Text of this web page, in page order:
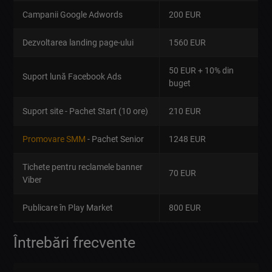
Campanii Google Adwords 200 EUR
Dezvoltarea landing page-ului 1560 EUR
Suport lună Facebook Ads
50 EUR + 10% din
buget
Suport site - Pachet Start (10 ore) 210 EUR
Promovare SMM - Pachet Senior 1248 EUR
Tichete pentru reclamele banner
Viber
70 EUR
Publicare în Play Market 800 EUR
Întrebări frecvente